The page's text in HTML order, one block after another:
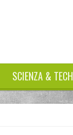
SCIENZA & TECH